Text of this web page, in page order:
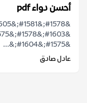
أحسن دواء pdf
&#1575;&#1604;&...
عادل صادق